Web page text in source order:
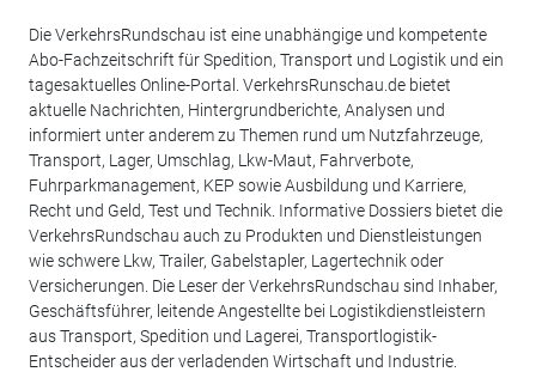
Die VerkehrsRundschau ist eine unabhängige und kompetente
Abo-Fachzeitschrift für Spedition, Transport und Logistik und ein
tagesaktuelles Online-Portal. VerkehrsRunschau.de bietet
aktuelle Nachrichten, Hintergrundberichte, Analysen und
informiert unter anderem zu Themen rund um Nutzfahrzeuge,
Transport, Lager, Umschlag, Lkw-Maut, Fahrverbote,
Fuhrparkmanagement, KEP sowie Ausbildung und Karriere,
Recht und Geld, Test und Technik. Informative Dossiers bietet die
VerkehrsRundschau auch zu Produkten und Dienstleistungen
wie schwere Lkw, Trailer, Gabelstapler, Lagertechnik oder
Versicherungen. Die Leser der VerkehrsRundschau sind Inhaber,
Geschäftsführer, leitende Angestellte bei Logistikdienstleistern
aus Transport, Spedition und Lagerei, Transportlogistik-
Entscheider aus der verladenden Wirtschaft und Industrie.